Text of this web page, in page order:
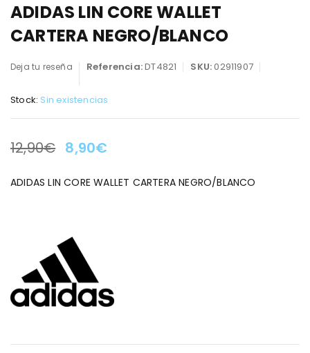
ADIDAS LIN CORE WALLET
CARTERA NEGRO/BLANCO
Deja tu reseña Referencia:DT4821 SKU:02911907
Stock: Sin existencias
LA OFERTA TERMINA EN:
12,90€ 8,90€
ADIDAS LIN CORE WALLET CARTERA NEGRO/BLANCO